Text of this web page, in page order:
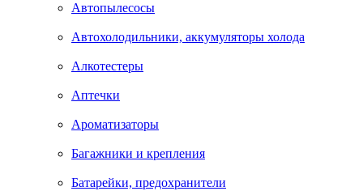
Автопылесосы
Автохолодильники, аккумуляторы холода
Алкотестеры
Аптечки
Ароматизаторы
Багажники и крепления
Батарейки, предохранители